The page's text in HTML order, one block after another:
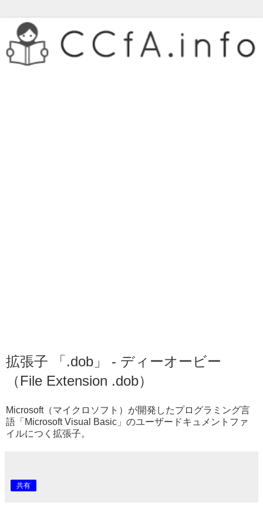
拡張子 「.dob」 - ディーオービー
（File Extension .dob）
Microsoft（マイクロソフト）が開発したプログラミング言
語「Microsoft Visual Basic」のユーザードキュメントファ
イルにつく拡張子。
共有